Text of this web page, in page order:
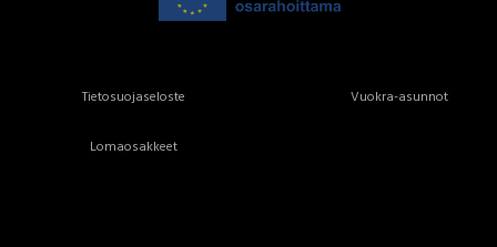
Tietosuojaseloste Vuokra-asunnot
Lomaosakkeet